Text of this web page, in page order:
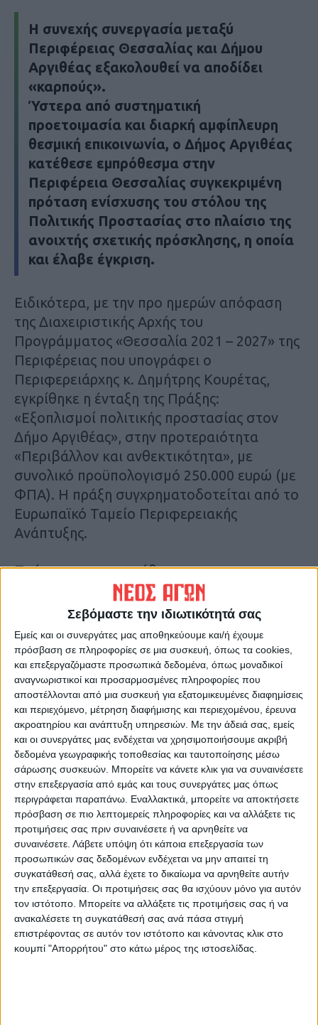
Σεβόμαστε την ιδιωτικότητά σας
Εμείς και οι συνεργάτες μας αποθηκεύουμε και/ή έχουμε
πρόσβαση σε πληροφορίες σε μια συσκευή, όπως τα cookies,
και επεξεργαζόμαστε προσωπικά δεδομένα, όπως μοναδικοί
αναγνωριστικοί και προσαρμοσμένες πληροφορίες που
αποστέλλονται από μια συσκευή για εξατομικευμένες διαφημίσεις
και περιεχόμενο, μέτρηση διαφήμισης και περιεχομένου, έρευνα
ακροατηρίου και ανάπτυξη υπηρεσιών. Με την άδειά σας, εμείς
και οι συνεργάτες μας ενδέχεται να χρησιμοποιήσουμε ακριβή
δεδομένα γεωγραφικής τοποθεσίας και ταυτοποίησης μέσω
σάρωσης συσκευών. Μπορείτε να κάνετε κλικ για να συναινέσετε
στην επεξεργασία από εμάς και τους συνεργάτες μας όπως
περιγράφεται παραπάνω. Εναλλακτικά, μπορείτε να αποκτήσετε
πρόσβαση σε πιο λεπτομερείς πληροφορίες και να αλλάξετε τις
προτιμήσεις σας πριν συναινέσετε ή να αρνηθείτε να
συναινέσετε. Λάβετε υπόψη ότι κάποια επεξεργασία των
προσωπικών σας δεδομένων ενδέχεται να μην απαιτεί τη
συγκατάθεσή σας, αλλά έχετε το δικαίωμα να αρνηθείτε αυτήν
την επεξεργασία. Οι προτιμήσεις σας θα ισχύουν μόνο για αυτόν
τον ιστότοπο. Μπορείτε να αλλάξετε τις προτιμήσεις σας ή να
ανακαλέσετε τη συγκατάθεσή σας ανά πάσα στιγμή
επιστρέφοντας σε αυτόν τον ιστότοπο και κάνοντας κλικ στο
κουμπί "Απορρήτου" στο κάτω μέρος της ιστοσελίδας.
Η συνεχής συνεργασία μεταξύ
Περιφέρειας Θεσσαλίας και Δήμου
Αργιθέας εξακολουθεί να αποδίδει
«καρπούς».
Ύστερα από συστηματική
προετοιμασία και διαρκή αμφίπλευρη
θεσμική επικοινωνία, ο Δήμος Αργιθέας
κατέθεσε εμπρόθεσμα στην
Περιφέρεια Θεσσαλίας συγκεκριμένη
πρόταση ενίσχυσης του στόλου της
Πολιτικής Προστασίας στο πλαίσιο της
ανοιχτής σχετικής πρόσκλησης, η οποία
και έλαβε έγκριση.
Ειδικότερα, με την προ ημερών απόφαση
της Διαχειριστικής Αρχής του
Προγράμματος «Θεσσαλία 2021 – 2027» της
Περιφέρειας που υπογράφει ο
Περιφερειάρχης κ. Δημήτρης Κουρέτας,
εγκρίθηκε η ένταξη της Πράξης:
«Εξοπλισμοί πολιτικής προστασίας στον
Δήμο Αργιθέας», στην προτεραιότητα
«Περιβάλλον και ανθεκτικότητα», με
συνολικό προϋπολογισμό 250.000 ευρώ (με
ΦΠΑ). Η πράξη συγχρηματοδοτείται από το
Ευρωπαϊκό Ταμείο Περιφερειακής
Ανάπτυξης.
Πρόκειται για προμήθεια:
– Ενός εκσκαφέα – φορτωτή ισότροχου,
ελαστικοφόρου, με μηχανισμό φόρτωσης
στο εμπρόσθιο μέρος και μηχανισμό
εκσκαφής στο οπίσθιο μέρος. Το μηχάνημα
προορίζεται για χρήση μέσα σε
κατοικημένες περιοχές και για αυτό το λόγο
οι διαστάσεις του θα είναι τέτοιες που θα
του προσδίδουν μέγιστη ευελιξία στην
κίνηση και στις παρεμβάσεις του.
– Ενός ημιφορτηγού, οχήματος τύπου pick-
up, για επεμβάσεις της υπηρεσίας Πολιτικής
Προστασίας του Δήμου σε δυσπρόσιτες
περιοχές. Το συγκεκριμένο όχημα θα έχει
ωφέλιμο φορτίο τουλάχιστον 1 τόνο και
κίνηση στους τέσσερεις τροχούς (4Χ4), με
επιμήκη χώρο φόρτωσης.
Ο σχεδιασμός αύξησης και εκσυγχρονισμού